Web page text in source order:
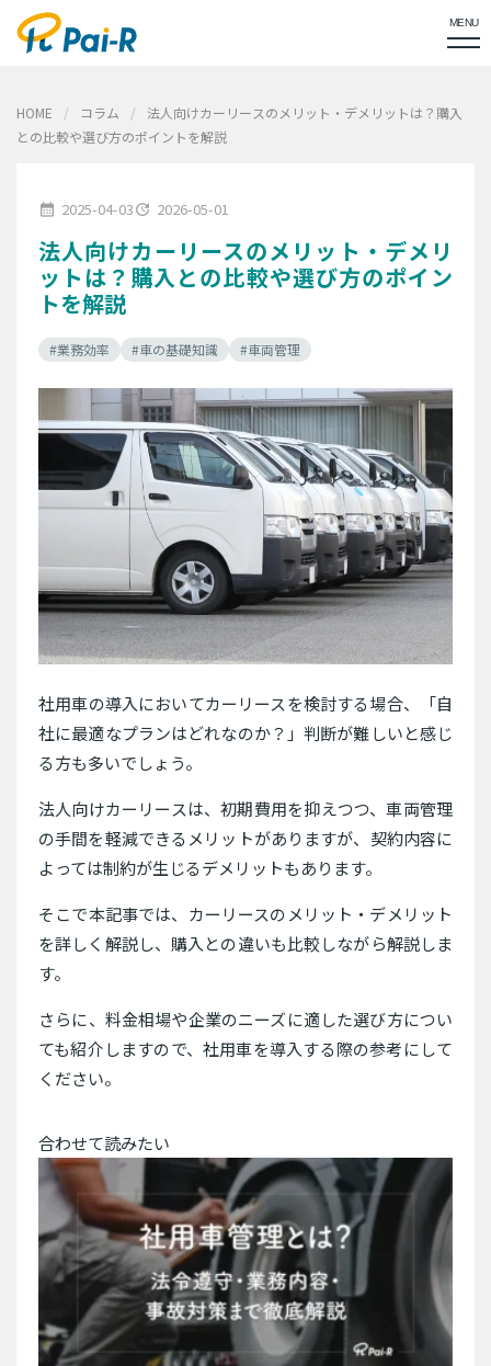
MENU
HOME コラム
法人向けカーリースのメリット・デメリットは？購入
との比較や選び方のポイントを解説
calendar_month 2025-04-03update 2026-05-01
法人向けカーリースのメリット・デメリ
ットは？購入との比較や選び方のポイン
トを解説
#業務効率 #車の基礎知識 #車両管理
社用車の導入においてカーリースを検討する場合、「自
社に最適なプランはどれなのか？」判断が難しいと感じ
る方も多いでしょう。
法人向けカーリースは、初期費用を抑えつつ、車両管理
の手間を軽減できるメリットがありますが、契約内容に
よっては制約が生じるデメリットもあります。
そこで本記事では、カーリースのメリット・デメリット
を詳しく解説し、購入との違いも比較しながら解説しま
す。
さらに、料金相場や企業のニーズに適した選び方につい
ても紹介しますので、社用車を導入する際の参考にして
ください。
合わせて読みたい